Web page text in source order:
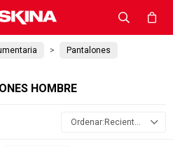
Pantalones
HOMBRE
Recientes